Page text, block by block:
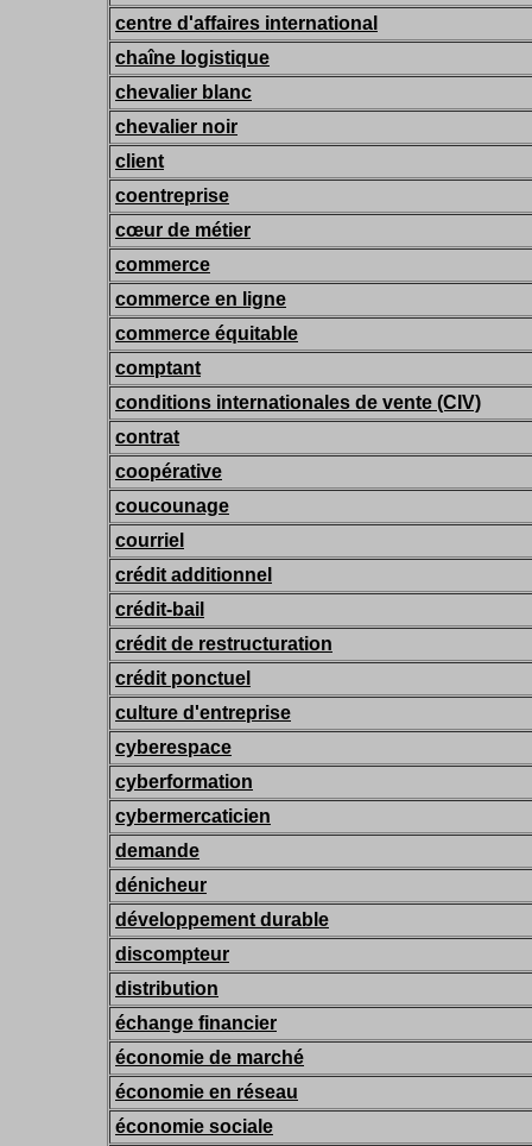
centre d'affaires international
chaîne logistique
chevalier blanc
chevalier noir
client
coentreprise
cœur de métier
commerce
commerce en ligne
commerce équitable
comptant
conditions internationales de vente (CIV)
contrat
coopérative
coucounage
courriel
crédit additionnel
crédit-bail
crédit de restructuration
crédit ponctuel
culture d'entreprise
cyberespace
cyberformation
cybermercaticien
demande
dénicheur
développement durable
discompteur
distribution
échange financier
économie de marché
économie en réseau
économie sociale